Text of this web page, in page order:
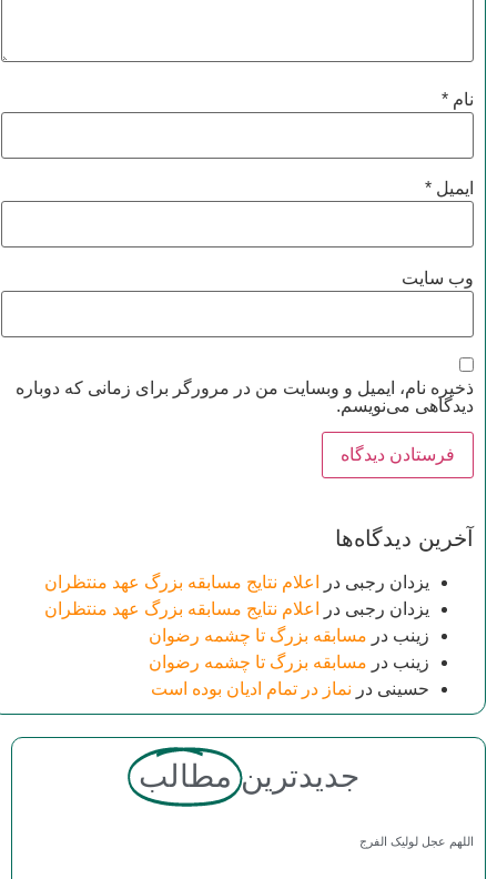
نام*
ایمیل *
وب‌ سایت
ذخیره نام، ایمیل و وبسایت من در مرورگر برای زمانی که دوباره
دیدگاهی می‌نویسم.
آخرین دیدگاه‌ها
یزدان رجبیدراعلام نتایج مسابقه بزرگ عهد منتظران
یزدان رجبیدراعلام نتایج مسابقه بزرگ عهد منتظران
زینبدرمسابقه بزرگ تا چشمه رضوان
زینبدرمسابقه بزرگ تا چشمه رضوان
حسینیدرنماز در تمام ادیان بوده است
جدیدترین مطالب
اللهم عجل لولیک الفرج